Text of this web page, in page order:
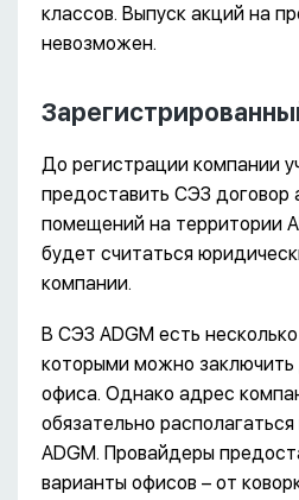
классов. Выпуск акций на
невозможен.
До регистрации компании
предоставить СЭЗ договор
помещений на территории
будет считаться
компании.
В СЭЗ ADGM есть
которыми можно
офиса. Однако адрес
обязательно
ADGM. Провайдеры
варианты офисов – от